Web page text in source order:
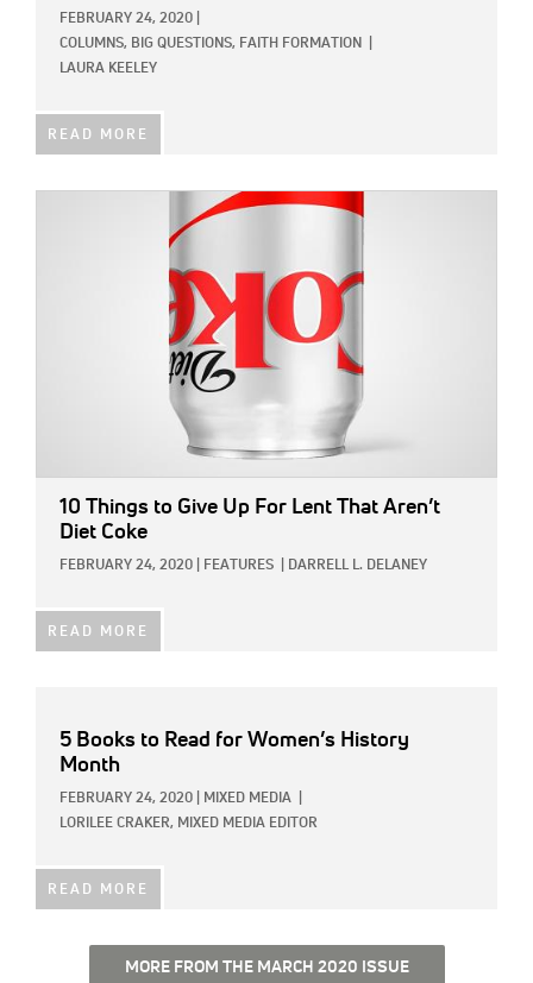
FEBRUARY 24, 2020
COLUMNS, BIG QUESTIONS, FAITH FORMATION
LAURA KEELEY
READ MORE
10 Things to Give Up For Lent That Aren’t
Diet Coke
FEBRUARY 24, 2020 FEATURES DARRELL L. DELANEY
READ MORE
5 Books to Read for Women’s History
Month
FEBRUARY 24, 2020 MIXED MEDIA
LORILEE CRAKER, MIXED MEDIA EDITOR
READ MORE
MORE FROM THE MARCH 2020 ISSUE